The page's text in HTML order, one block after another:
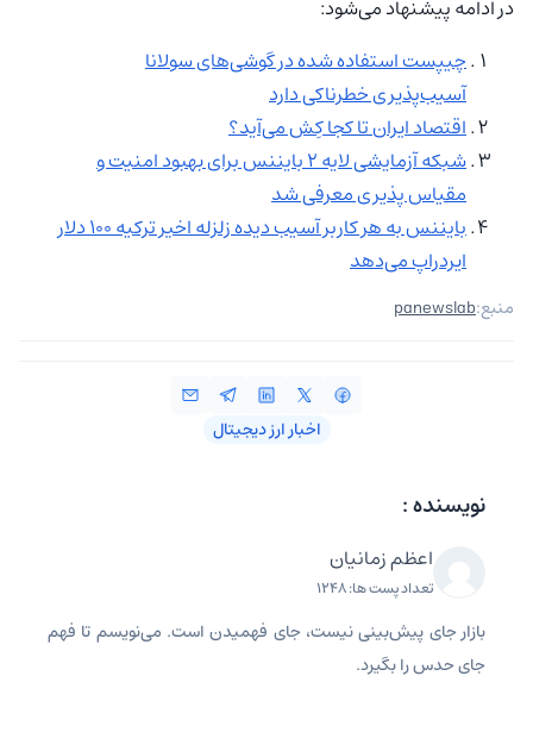
در ادامه پیشنهاد می‌شود:
چیپست استفاده شده در گوشی‌های سولانا
آسیب‌پذیری خطرناکی دارد
اقتصاد ایران تا کجا کِش می‌آید؟
شبکه آزمایشی لایه 2 بایننس برای بهبود امنیت و
مقیاس پذیری معرفی شد
بایننس به هر کاربر آسیب دیده زلزله اخیر ترکیه 100 دلار
ایردراپ می‌دهد
منبع:panewslab
اخبار ارز دیجیتال
نویسنده :
اعظم زمانیان
تعداد پست ها: 1248
بازار جای پیش‌بینی نیست، جای فهمیدن است. می‌نویسم تا فهم
جای حدس را بگیرد.